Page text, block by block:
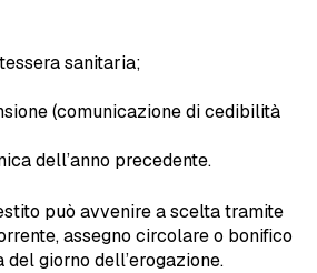
sanitaria;
(comunicazione di cedibilità
dell’anno precedente.
può avvenire a scelta tramite
assegno circolare o bonifico
giorno dell’erogazione.